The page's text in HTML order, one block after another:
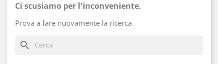
Ci scusiamo per l'inconveniente.
Prova a fare nuovamente la ricerca
search